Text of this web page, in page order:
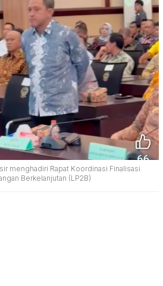
menghadiri Rapat Koordinasi Finalisasi
Berkelanjutan (LP2B)